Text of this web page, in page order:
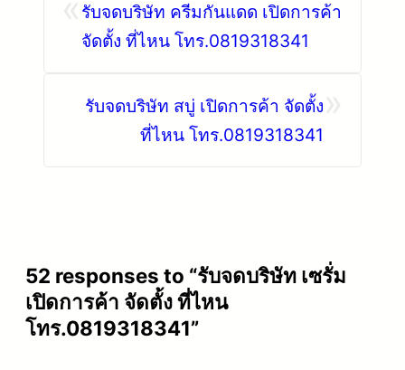
รับจดบริษัท ครีมกันแดด เปิดการค้า
จัดตั้ง ที่ไหน โทร.0819318341
รับจดบริษัท สบู่ เปิดการค้า จัดตั้ง
ที่ไหน โทร.0819318341
52 responses to “รับจดบริษัท เซรั่ม
เปิดการค้า จัดตั้ง ที่ไหน
โทร.0819318341”